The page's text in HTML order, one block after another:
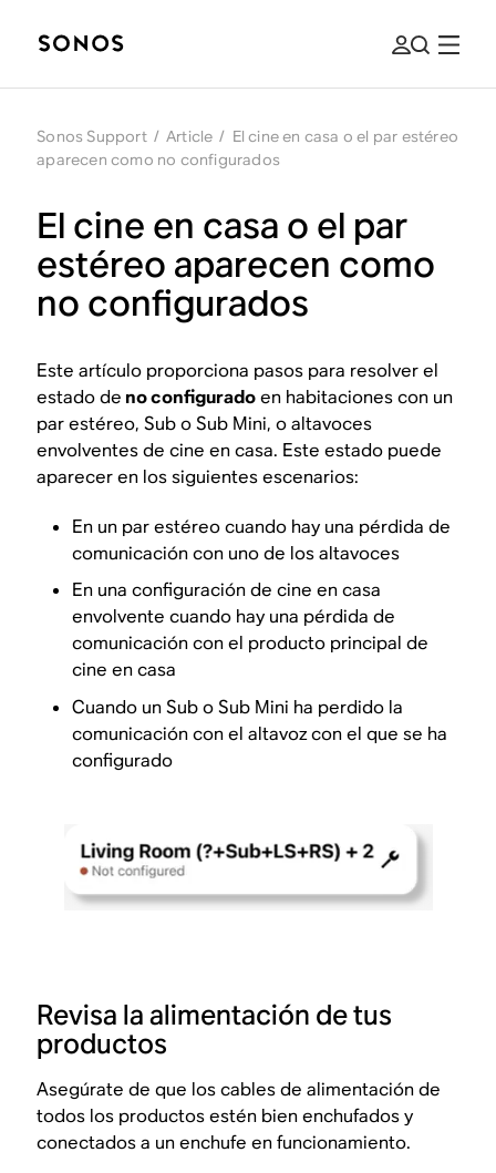
Sonos Support / Article / El cine en casa o el par estéreo
aparecen como no configurados
El cine en casa o el par
estéreo aparecen como
no configurados
Este artículo proporciona pasos para resolver el
estado de no configuradoen habitaciones con un
par estéreo, Sub o Sub Mini, o altavoces
envolventes de cine en casa. Este estado puede
aparecer en los siguientes escenarios:
En un par estéreo cuando hay una pérdida de
comunicación con uno de los altavoces
En una configuración de cine en casa
envolvente cuando hay una pérdida de
comunicación con el producto principal de
cine en casa
Cuando un Sub o Sub Mini ha perdido la
comunicación con el altavoz con el que se ha
configurado
Revisa la alimentación de tus
productos
Asegúrate de que los cables de alimentación de
todos los productos estén bien enchufados y
conectados a un enchufe en funcionamiento.